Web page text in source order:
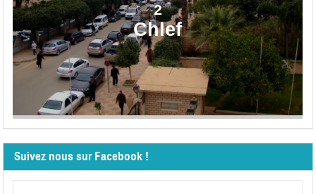
2
Chlef
Suivez nous sur Facebook !